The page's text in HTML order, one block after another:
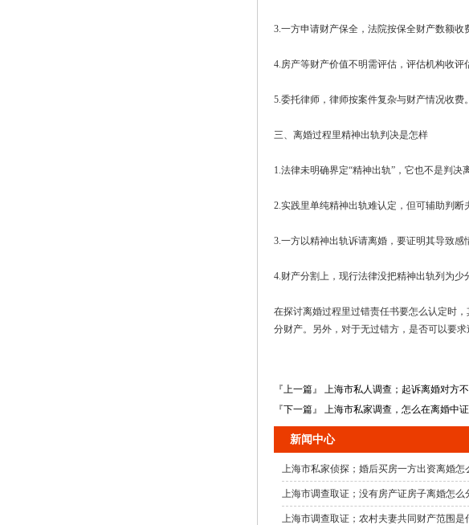
3.一方申请财产保全，法院按保全财产数额收
4.房产等财产价值不明需评估，评估机构收评
5.委托律师，律师按案件复杂与财产情况收费。
三、离婚过程里精神出轨判决是怎样
1.法律未明确界定“精神出轨”，它也不是判决
2.实践里单纯精神出轨难认定，但可辅助判断
3.一方以精神出轨诉请离婚，要证明其导致感
4.财产分割上，现行法律没把精神出轨列为少
在探讨离婚过程里过错责任书要怎么认定时
分财产。另外，对于无过错方，是否可以要
『上一篇』 上海市私人调查；起诉离婚对方
『下一篇』 上海市私家调查，怎么在离婚中
新闻中心
上海市私家侦探；婚后买房一方出资离婚怎
上海市调查取证；没有房产证房子离婚怎么
上海市调查取证；农村夫妻共同财产范围是